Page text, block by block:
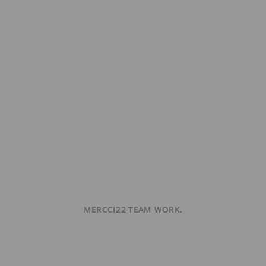
MERCCI22 TEAM WORK.